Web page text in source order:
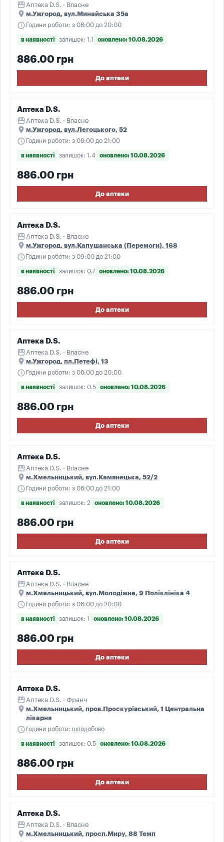
storefront Аптека D.S. · Власне
place м.Ужгород, вул.Минайська 35а
schedule Години роботи: з 08:00 до 20:00
в наявності залишок: 1.1 оновлено: 10.08.2026
886.00 грн
До аптеки
Аптека D.S.
storefront Аптека D.S. · Власне
place м.Ужгород, вул.Легоцького, 52
schedule Години роботи: з 08:00 до 21:00
в наявності залишок: 1.4 оновлено: 10.08.2026
886.00 грн
До аптеки
Аптека D.S.
storefront Аптека D.S. · Власне
place м.Ужгород, вул.Капушанська (Перемоги), 168
schedule Години роботи: з 09:00 до 21:00
в наявності залишок: 0.7 оновлено: 10.08.2026
886.00 грн
До аптеки
Аптека D.S.
storefront Аптека D.S. · Власне
place м.Ужгород, пл.Петефі, 13
schedule Години роботи: з 08:00 до 20:00
в наявності залишок: 0.5 оновлено: 10.08.2026
886.00 грн
До аптеки
Аптека D.S.
storefront Аптека D.S. · Власне
place м.Хмельницький, вул.Камянецька, 52/2
schedule Години роботи: з 08:00 до 21:00
в наявності залишок: 2 оновлено: 10.08.2026
886.00 грн
До аптеки
Аптека D.S.
storefront Аптека D.S. · Власне
place м.Хмельницький, вул.Молодіжна, 9 Поліклініка 4
schedule Години роботи: з 08:00 до 20:00
в наявності залишок: 1 оновлено: 10.08.2026
886.00 грн
До аптеки
Аптека D.S.
storefront Аптека D.S. · Франч
place м.Хмельницький, пров.Проскурівський, 1 Центральна
лікарня
schedule Години роботи: цілодобово
в наявності залишок: 0.5 оновлено: 10.08.2026
886.00 грн
До аптеки
Аптека D.S.
storefront Аптека D.S. · Власне
place м.Хмельницький, просп.Миру, 88 Темп